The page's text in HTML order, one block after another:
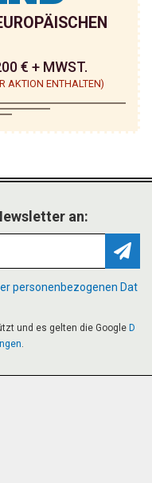
€ + MWST.
AKTION ENTHALTEN)
an:
personenbezogenen Dat
und es gelten die Google D
.